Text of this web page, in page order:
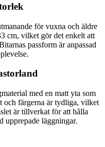
för vuxna och äldre
cm, vilket gör det enkelt att
passform är anpassad
med en matt yta som
och färgerna är tydliga, vilket
är tillverkat för att hålla
upprepade läggningar.